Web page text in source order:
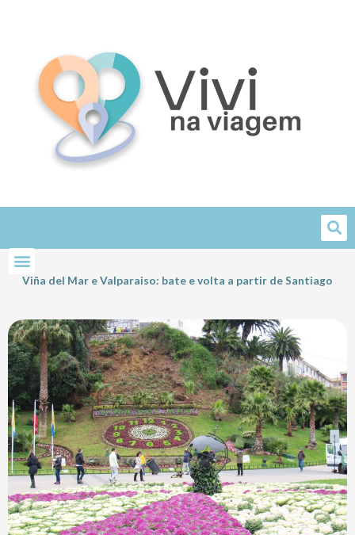
Viña del Mar e Valparaiso: bate e volta a partir de Santiago